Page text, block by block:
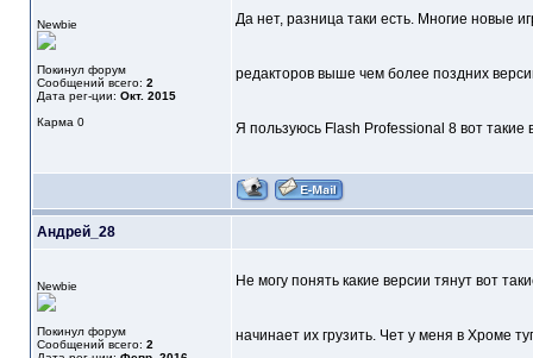
Newbie
Покинул форум
Сообщений всего: 2
Дата рег-ции: Окт. 2015
Карма 0
Да нет, разница таки есть. Многие новые
редакторов выше чем более поздних
Я пользуюсь Flash Professional 8 вот такие
Андрей_28
Newbie
Покинул форум
Сообщений всего: 2
Не могу понять какие версии тянут вот
начинает их грузить. Чет у меня в Хроме